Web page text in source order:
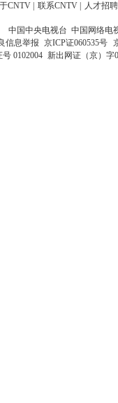
CNTV 联系CNTV 人才招聘
中国中央电视台 中国网络电
信息举报 京ICP证060535号
0102004 新出网证（京）